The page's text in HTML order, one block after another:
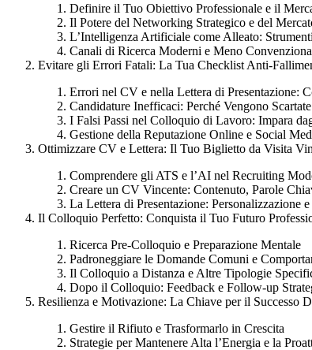
Definire il Tuo Obiettivo Professionale e il
Il Potere del Networking Strategico e del
L’Intelligenza Artificiale come Alleato:
Canali di Ricerca Moderni e Meno
Evitare gli Errori Fatali: La Tua Checklist Anti-
Errori nel CV e nella Lettera di Presentazione:
Candidature Inefficaci: Perché Vengono
I Falsi Passi nel Colloquio di Lavoro: Impara
Gestione della Reputazione Online e Social
Ottimizzare CV e Lettera: Il Tuo Biglietto da Visita
Comprendere gli ATS e l’AI nel Recruiting
Creare un CV Vincente: Contenuto, Parole
La Lettera di Presentazione: Personalizzazione
Il Colloquio Perfetto: Conquista il Tuo Futuro
Ricerca Pre-Colloquio e Preparazione Mentale
Padroneggiare le Domande Comuni e
Il Colloquio a Distanza e Altre Tipologie
Dopo il Colloquio: Feedback e Follow-up
Resilienza e Motivazione: La Chiave per il Successo
Gestire il Rifiuto e Trasformarlo in Crescita
Strategie per Mantenere Alta l’Energia e la